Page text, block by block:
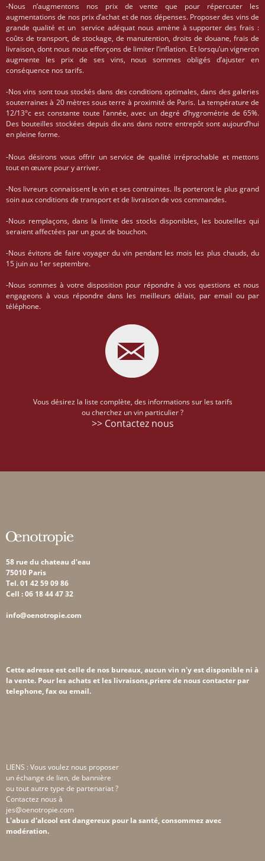
-Nous n’augmentons nos prix de vente que pour répercuter les
augmentations de nos prix d’achat et de nos dépenses. Proposer des vins de
grande qualité et un service adéquat nous amène à supporter des frais :
coûts de transport, de stockage, de manutention, droits de douane, frais de
livraison, dont nous nous efforçons de limiter l’inflation. Et lorsqu’un vigneron
augmente les prix de ses vins, nous sommes obligés d’ajuster en
conséquence nos tarifs.
-Nos vins sont tous stockés dans des conditions optimales, dans des galeries
souterraines à 20 mètres sous terre à proximité de Paris. La température de
12/13°c est constante toute l’année, avec un degré d’hygrométrie de 65%.
Des bouteilles stockées depuis dix ans dans notre entrepôt sont aujourd’hui
en pleine forme.
-Nous désirons vous offrir un service de qualité irréprochable et mettons
tout en œuvre pour y arriver.
-Nos livreurs connaissent le vin et ses contraintes. Ils porteront le plus grand
soin aux conditions de transport et de livraison de vos commandes.
-Nous remplaçons, dans la limite des stocks disponibles, les bouteilles qui
seraient affectées par un gout de bouchon.
-Nous évitons de faire voyager du vin pendant les mois les plus chauds, du
15 juin au 1er septembre.
-Nous sommes à votre disposition pour répondre à vos questions et nous
engageons à vous répondre dans les meilleurs délais, par email ou par
téléphone.
Vous désirez la liste complète, des informations sur les tarifs
ou cherchez un vin particulier ?
>> Contactez nous
58 rue du chateau d'eau
75010 Paris
Tel. 01 42 59 09 86
Cell : 06 18 44 47 32
info@oenotropie.com
Cette adresse est celle de nos bureaux, aucun vin n'y est disponible ni à
la vente. Pour les achats et les livraisons,priere de nous contacter par
telephone, fax ou email.
LIENS : Vous voulez nous proposer
un échange de lien, de bannière
ou tout autre type de partenariat ?
Contactez nous à
jes@oenotropie.com
L'abus d'alcool est dangereux pour la santé, consommez avec
modération.